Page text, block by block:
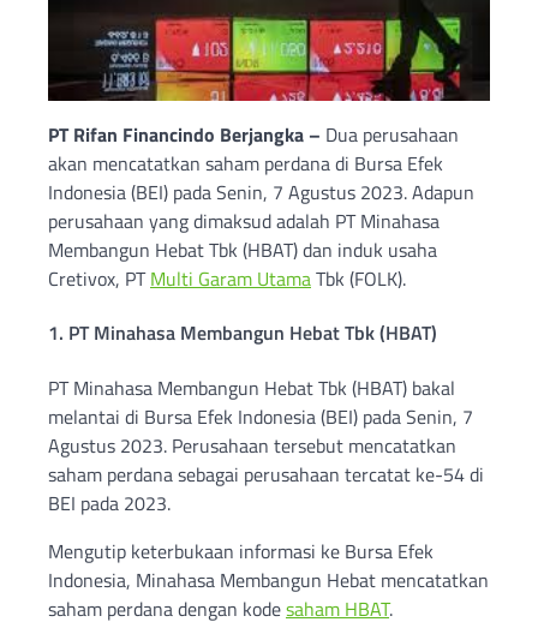
PT Rifan Financindo Berjangka – Dua perusahaan
akan mencatatkan saham perdana di Bursa Efek
Indonesia (BEI) pada Senin, 7 Agustus 2023. Adapun
perusahaan yang dimaksud adalah PT Minahasa
Membangun Hebat Tbk (HBAT) dan induk usaha
Cretivox, PTMulti Garam UtamaTbk (FOLK).
1. PT Minahasa Membangun Hebat Tbk (HBAT)
PT Minahasa Membangun Hebat Tbk (HBAT) bakal
melantai di Bursa Efek Indonesia (BEI) pada Senin, 7
Agustus 2023. Perusahaan tersebut mencatatkan
saham perdana sebagai perusahaan tercatat ke-54 di
BEI pada 2023.
Mengutip keterbukaan informasi ke Bursa Efek
Indonesia, Minahasa Membangun Hebat mencatatkan
saham perdana dengan kodesaham HBAT.